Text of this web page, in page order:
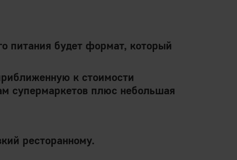
питания будет формат, который
к стоимости
супермаркетов плюс небольшая
ресторанному.